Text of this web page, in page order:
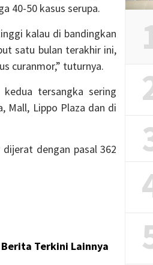
40-50 kasus serupa.
kalau di bandingkan
satu bulan terakhir ini,
curanmor,” tuturnya.
tersangka sering
Mall, Lippo Plaza dan di
dengan pasal 362
Terkini Lainnya